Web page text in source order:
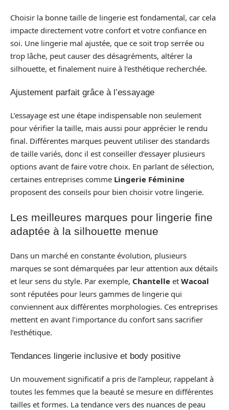
Choisir la bonne taille de lingerie est fondamental, car cela
impacte directement votre confort et votre confiance en
soi. Une lingerie mal ajustée, que ce soit trop serrée ou
trop lâche, peut causer des désagréments, altérer la
silhouette, et finalement nuire à l’esthétique recherchée.
Ajustement parfait grâce à l’essayage
L’essayage est une étape indispensable non seulement
pour vérifier la taille, mais aussi pour apprécier le rendu
final. Différentes marques peuvent utiliser des standards
de taille variés, donc il est conseiller d’essayer plusieurs
options avant de faire votre choix. En parlant de sélection,
certaines entreprises comme Lingerie Féminine
proposent des conseils pour bien choisir votre lingerie.
Les meilleures marques pour lingerie fine
adaptée à la silhouette menue
Dans un marché en constante évolution, plusieurs
marques se sont démarquées par leur attention aux détails
et leur sens du style. Par exemple, Chantelle et Wacoal
sont réputées pour leurs gammes de lingerie qui
conviennent aux différentes morphologies. Ces entreprises
mettent en avant l’importance du confort sans sacrifier
l’esthétique.
Tendances lingerie inclusive et body positive
Un mouvement significatif a pris de l’ampleur, rappelant à
toutes les femmes que la beauté se mesure en différentes
tailles et formes. La tendance vers des nuances de peau